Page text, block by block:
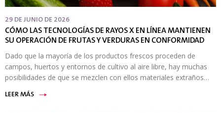
29 DE JUNIO DE 2026
CÓMO LAS TECNOLOGÍAS DE RAYOS X EN LÍNEA MANTIENEN
SU OPERACIÓN DE FRUTAS Y VERDURAS EN CONFORMIDAD
Dado que la mayoría de los productos frescos proceden de
campos, huertos y entornos de cultivo al aire libre, hay muchas
posibilidades de que se mezclen con ellos materiales extraños…
LEER MÁS